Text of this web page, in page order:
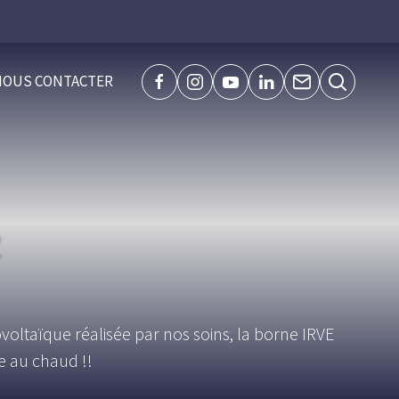
CONTACTER facebookinstagramyoutubelinkedin
Page
réalisée par nos soins, la borne IRVE
au chaud !!